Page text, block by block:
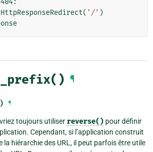
:
HttpResponseRedirect( '/' )
¶
¶
toujours utiliser reverse() pour définir
Cependant, si l’application construit
la hiérarchie des URL, il peut parfois être utile